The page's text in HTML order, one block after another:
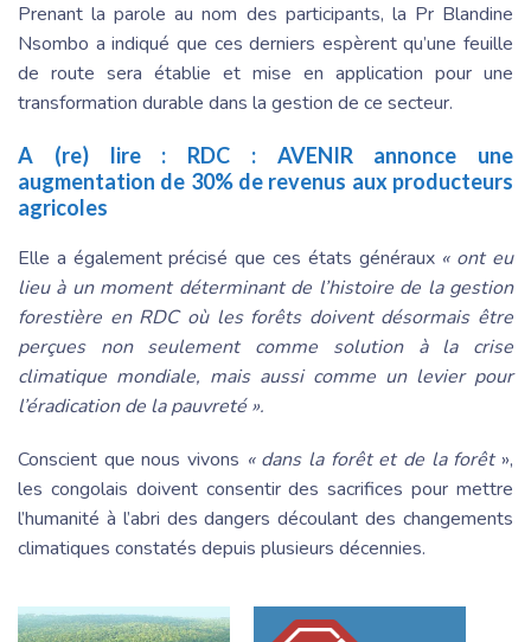
Prenant la parole au nom des participants, la Pr Blandine
Nsombo a indiqué que ces derniers espèrent qu’une feuille
de route sera établie et mise en application pour une
transformation durable dans la gestion de ce secteur.
A (re) lire : RDC : AVENIR annonce une
augmentation de 30% de revenus aux producteurs
agricoles
Elle a également précisé que ces états généraux « ont eu
lieu à un moment déterminant de l’histoire de la gestion
forestière en RDC où les forêts doivent désormais être
perçues non seulement comme solution à la crise
climatique mondiale, mais aussi comme un levier pour
l’éradication de la pauvreté ».
Conscient que nous vivons « dans la forêt et de la forêt »,
les congolais doivent consentir des sacrifices pour mettre
l’humanité à l’abri des dangers découlant des changements
climatiques constatés depuis plusieurs décennies.